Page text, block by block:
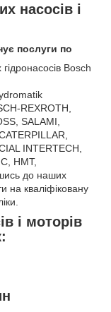
насосів і
послуги по
Bosch
REXROTH,
SALAMI,
INTERTECH,
HMT,
до наших
на кваліфіковану
і моторів